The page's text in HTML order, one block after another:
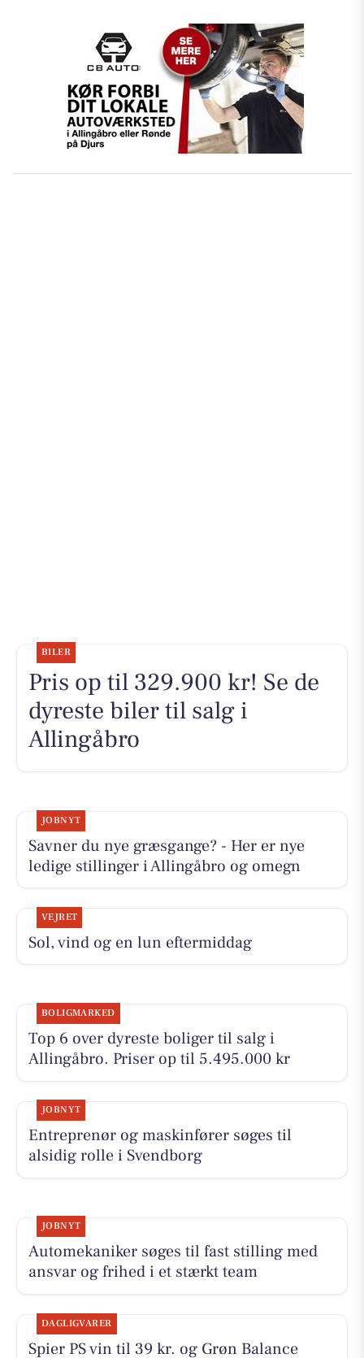
BILER
Pris op til 329.900 kr! Se de
dyreste biler til salg i
Allingåbro
JOBNYT
Savner du nye græsgange? - Her er nye
ledige stillinger i Allingåbro og omegn
VEJRET
Sol, vind og en lun eftermiddag
BOLIGMARKED
Top 6 over dyreste boliger til salg i
Allingåbro. Priser op til 5.495.000 kr
JOBNYT
Entreprenør og maskinfører søges til
alsidig rolle i Svendborg
JOBNYT
Automekaniker søges til fast stilling med
ansvar og frihed i et stærkt team
DAGLIGVARER
Spier PS vin til 39 kr. og Grøn Balance